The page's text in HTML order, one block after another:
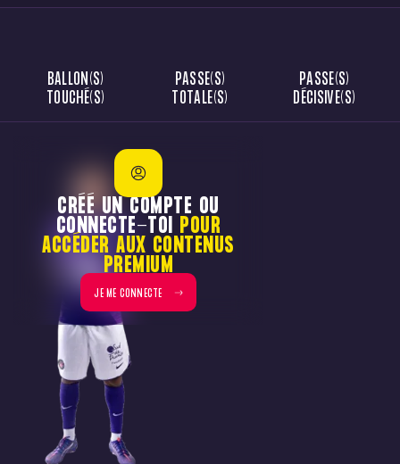
BALLON(S)
TOUCHÉ(S)
PASSE(S)
TOTALE(S)
PASSE(S)
DÉCISIVE(S)
CRÉÉ UN COMPTE OU
CONNECTE-TOI POUR
ACCÉDER AUX CONTENUS
PREMIUM
JE ME CONNECTE